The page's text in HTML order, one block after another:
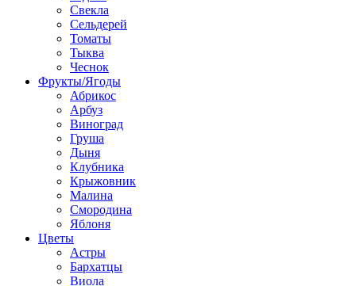
Свекла
Сельдерей
Томаты
Тыква
Чеснок
Фрукты/Ягоды
Абрикос
Арбуз
Виноград
Груша
Дыня
Клубника
Крыжовник
Малина
Смородина
Яблоня
Цветы
Астры
Бархатцы
Виола